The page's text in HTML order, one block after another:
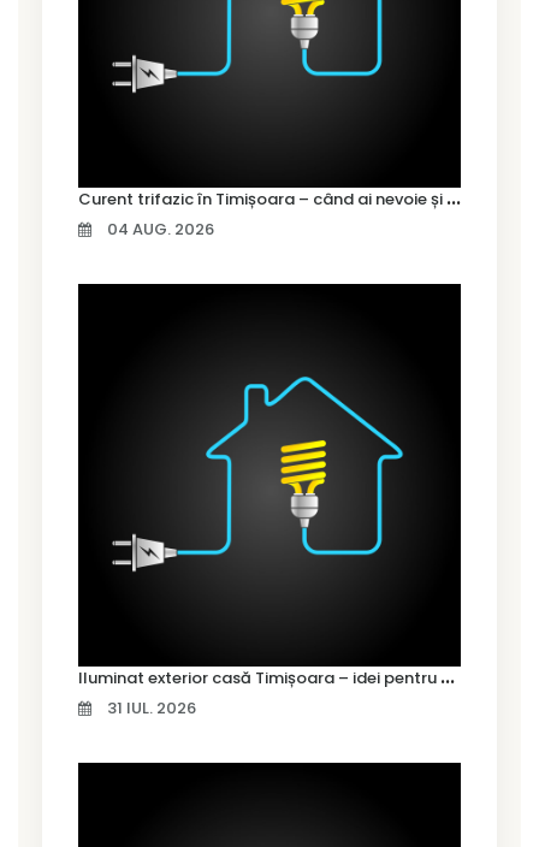
C
urent trifazic în Timișoara – când ai nevoie și cum îl alegi
04 AUG. 2026
I
luminat exterior casă Timișoara – idei pentru siguranță și confort
31 IUL. 2026